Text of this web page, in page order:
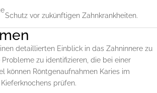
Schutz vor zukünftigen Zahnkrankheiten.
detaillierten Einblick in das Zahninnere zu
zu identifizieren, die bei einer
können Röntgenaufnahmen Karies im
prüfen.